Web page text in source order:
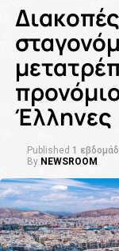
Έλληνες
Published 1
By NEWSROOM